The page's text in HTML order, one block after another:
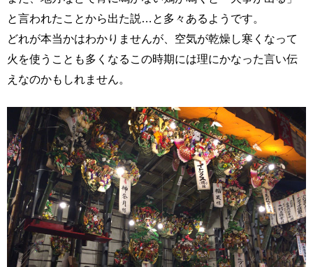
と言われたことから出た説…と多々あるようです。
どれが本当かはわかりませんが、空気が乾燥し寒くなって
火を使うことも多くなるこの時期には理にかなった言い伝
えなのかもしれません。